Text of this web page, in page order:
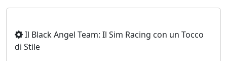
Il Black Angel Team: Il Sim Racing con un Tocco
di Stile